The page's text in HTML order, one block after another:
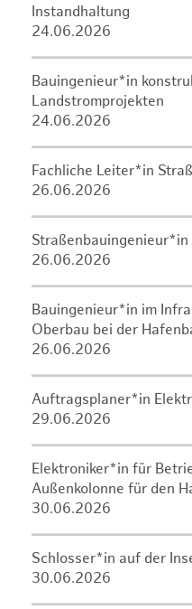
Instandhaltung
24.06.2026
Bauingenieur*in
Landstromprojekten
24.06.2026
Fachliche Leiter*in
26.06.2026
Straßenbauingenieur*in
26.06.2026
Bauingenieur*in im
Oberbau bei der
26.06.2026
Auftragsplaner*in
29.06.2026
Elektroniker*in für
Außenkolonne für den
30.06.2026
Schlosser*in auf der
30.06.2026